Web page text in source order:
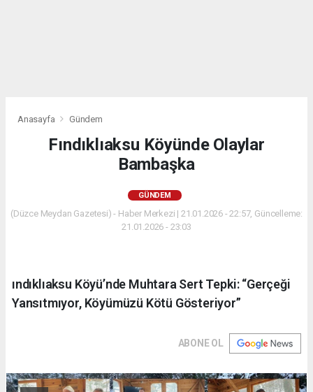
Anasayfa Gündem
Fındıklıaksu Köyünde Olaylar
Bambaşka
GÜNDEM
(Düzce Meydan Gazetesi) - Haber Merkezi | 21.01.2026 - 22:57, Güncelleme:
21.01.2026 - 23:03
ındıklıaksu Köyü’nde Muhtara Sert Tepki: “Gerçeği
Yansıtmıyor, Köyümüzü Kötü Gösteriyor”
ABONE OL